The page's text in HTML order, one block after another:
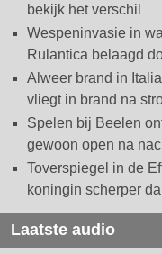
bekijk het verschil
Wespeninvasie in
Rulantica belaagd
Alweer brand in
vliegt in brand na
Spelen bij Beelen
gewoon open na
Toverspiegel in de
koningin scherper
Laatste audio